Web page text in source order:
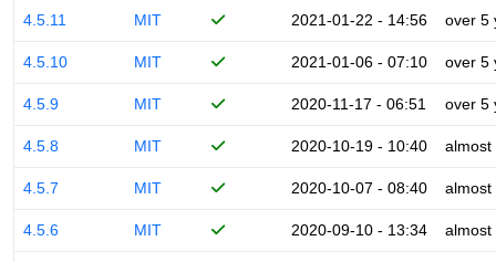
4.5.11 MIT 2021-01-22 - 14:56 over 5
4.5.10 MIT 2021-01-06 - 07:10 over 5
4.5.9 MIT 2020-11-17 - 06:51 over 5
4.5.8 MIT 2020-10-19 - 10:40 almost
4.5.7 MIT 2020-10-07 - 08:40 almost
4.5.6 MIT 2020-09-10 - 13:34 almost